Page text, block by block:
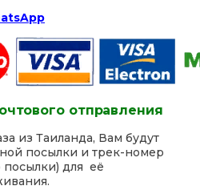
отправления
из Таиланда, Вам будут
посылки и трек-номер
для её